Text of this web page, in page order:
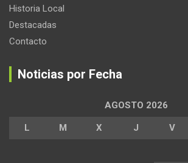
Historia Local
Destacadas
Contacto
Noticias por Fecha
AGOSTO 2026
L M X J V